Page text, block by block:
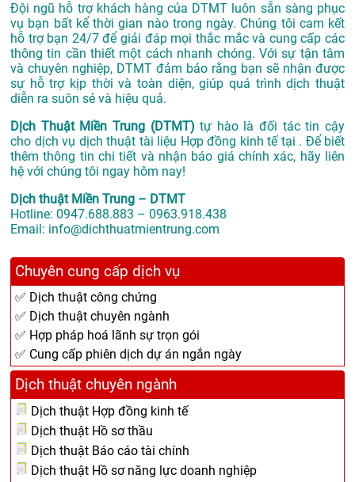
Đội ngũ hỗ trợ khách hàng của DTMT luôn sẵn sàng phục
vụ bạn bất kể thời gian nào trong ngày. Chúng tôi cam kết
hỗ trợ bạn 24/7 để giải đáp mọi thắc mắc và cung cấp các
thông tin cần thiết một cách nhanh chóng. Với sự tận tâm
và chuyên nghiệp, DTMT đảm bảo rằng bạn sẽ nhận được
sự hỗ trợ kịp thời và toàn diện, giúp quá trình dịch thuật
diễn ra suôn sẻ và hiệu quả.
Dịch Thuật Miền Trung (DTMT) tự hào là đối tác tin cậy
cho dịch vụ dịch thuật tài liệu Hợp đồng kinh tế tại . Để biết
thêm thông tin chi tiết và nhận báo giá chính xác, hãy liên
hệ với chúng tôi ngay hôm nay!
Dịch thuật Miền Trung – DTMT
Hotline: 0947.688.883 – 0963.918.438
Email: info@dichthuatmientrung.com
Chuyên cung cấp dịch vụ
✅ Dịch thuật công chứng
✅ Dịch thuật chuyên ngành
✅ Hợp pháp hoá lãnh sự trọn gói
✅ Cung cấp phiên dịch dự án ngắn ngày
Dịch thuật chuyên ngành
Dịch thuật Hợp đồng kinh tế
Dịch thuật Hồ sơ thầu
Dịch thuật Báo cáo tài chính
Dịch thuật Hồ sơ năng lực doanh nghiệp